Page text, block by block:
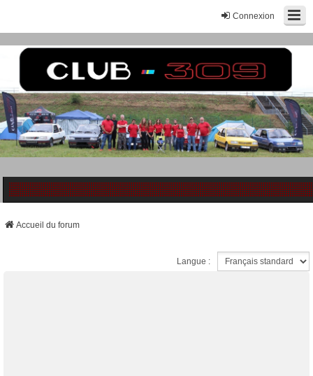
Connexion
Accueil du forum
Langue :